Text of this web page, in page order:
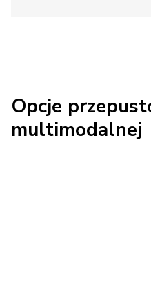
Opcje
multimodalnej